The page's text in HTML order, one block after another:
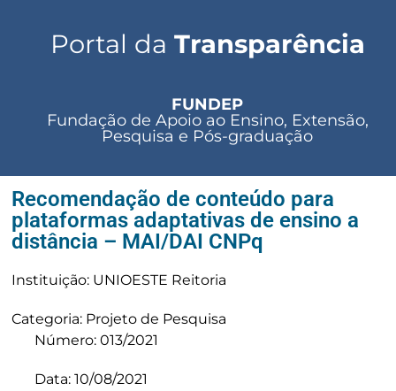
Portal da Transparência
FUNDEP
Fundação de Apoio ao Ensino, Extensão,
Pesquisa e Pós-graduação
Recomendação de conteúdo para
plataformas adaptativas de ensino a
distância – MAI/DAI CNPq
Instituição: UNIOESTE Reitoria
Categoria: Projeto de Pesquisa
Número: 013/2021
Data: 10/08/2021